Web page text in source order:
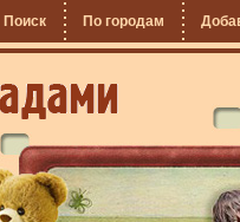
Поиск По городам